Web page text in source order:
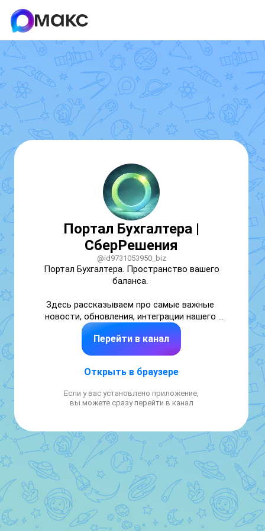
Портал Бухгалтера |
СберРешения
@id9731053950_biz
Портал Бухгалтера. Пространство вашего
баланса.
Здесь рассказываем про самые важные
новости, обновления, интеграции нашего
сервиса для бухгалтеров-аутсорсеров.
Помогаем автоматизировать рутину и
важного!
Перейти в канал
Открыть в браузере
Если у вас установлено приложение,
вы можете сразу перейти в канал